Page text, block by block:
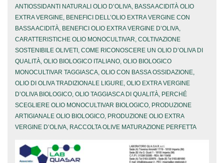
ANTIOSSIDANTI NATURALI OLIO D’OLIVA, BASSA ACIDITÀ OLIO
EXTRA VERGINE, BENEFICI DELL’OLIO EXTRA VERGINE CON
BASSA ACIDITÀ, BENEFICI OLIO EXTRA VERGINE D’OLIVA,
CARATTERISTICHE OLIO MONOCULTIVAR, COLTIVAZIONE
SOSTENIBILE OLIVETI , COME RICONOSCERE UN OLIO D’OLIVA DI
QUALITÀ, OLIO BIOLOGICO ITALIANO, OLIO BIOLOGICO
MONOCULTIVAR TAGGIASCA, OLIO CON BASSA OSSIDAZIONE,
OLIO DI OLIVA TRADIZIONALE LIGURE, OLIO EXTRA VERGINE
D’OLIVA BIOLOGICO, OLIO TAGGIASCA DI QUALITÀ, PERCHÉ
SCEGLIERE OLIO MONOCULTIVAR BIOLOGICO, PRODUZIONE
ARTIGIANALE OLIO BIOLOGICO, PRODUZIONE OLIO EXTRA
VERGINE D’OLIVA, RACCOLTA OLIVE MATURAZIONE PERFETTA